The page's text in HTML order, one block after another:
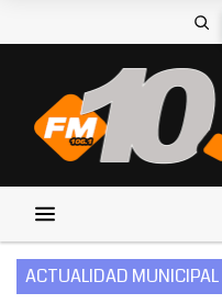
ACTUALIDAD MUNICIPAL